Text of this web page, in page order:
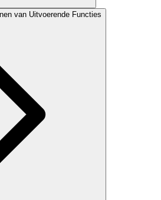
van Uitvoerende Functies